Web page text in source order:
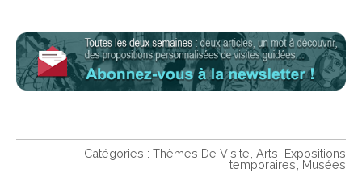
Catégories : Thèmes De Visite Arts Expositions
temporaires Musées